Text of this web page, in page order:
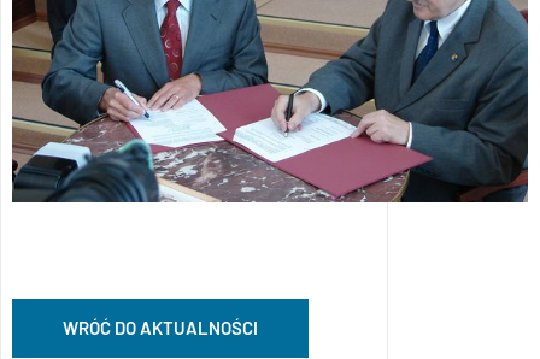
WRÓĆ DO AKTUALNOŚCI